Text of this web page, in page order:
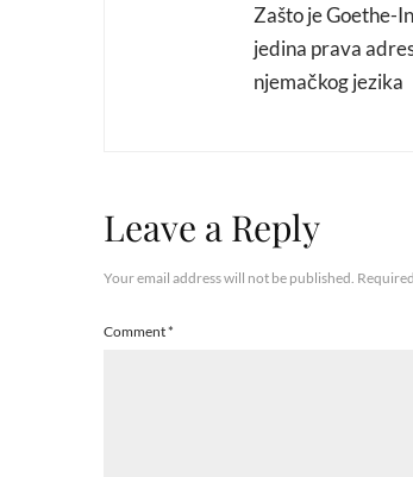
Zašto je Goethe-
jedina prava
njemačkog jezika
Leave a Reply
Your email address will not be published.
Comment*